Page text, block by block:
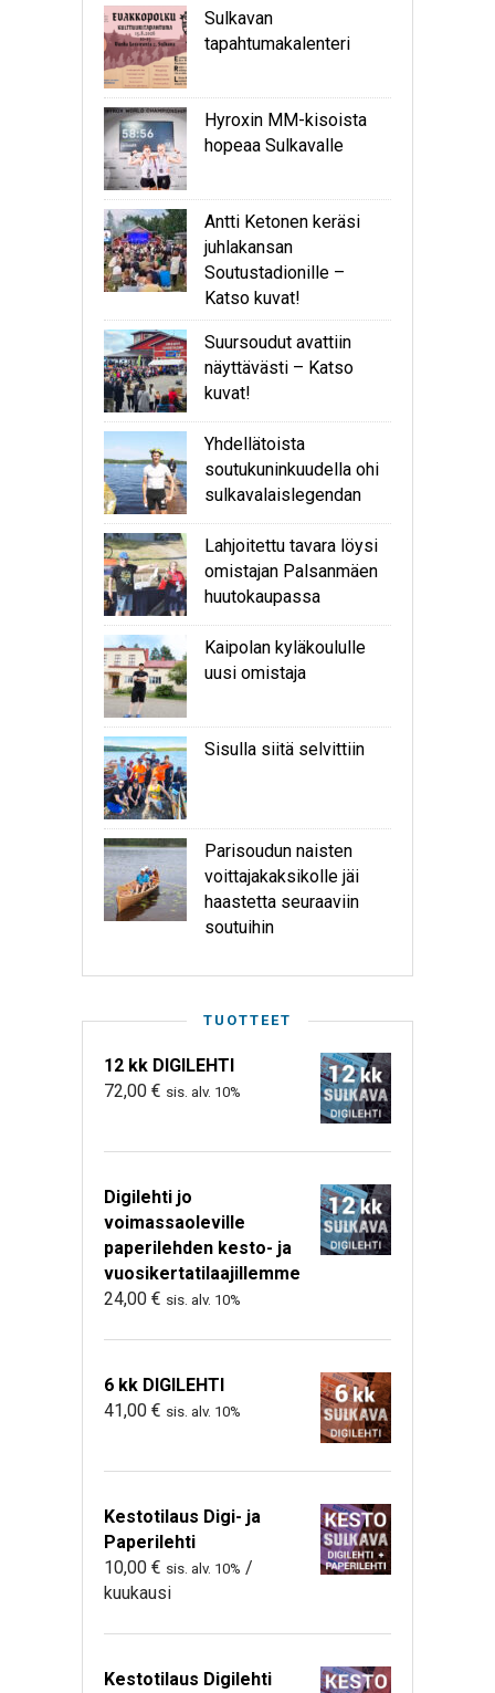
Sulkavan
tapahtumakalenteri
Hyroxin MM-kisoista
hopeaa Sulkavalle
Antti Ketonen keräsi
juhlakansan
Soutustadionille –
Katso kuvat!
Suursoudut avattiin
näyttävästi – Katso
kuvat!
Yhdellätoista
soutukuninkuudella ohi
sulkavalaislegendan
Lahjoitettu tavara löysi
omistajan Palsanmäen
huutokaupassa
Kaipolan kyläkoululle
uusi omistaja
Sisulla siitä selvittiin
Parisoudun naisten
voittajakaksikolle jäi
haastetta seuraaviin
soutuihin
TUOTTEET
12 kk DIGILEHTI
72,00 € sis. alv. 10%
Digilehti jo
voimassaoleville
paperilehden kesto- ja
vuosikertatilaajillemme
24,00 € sis. alv. 10%
6 kk DIGILEHTI
41,00 € sis. alv. 10%
Kestotilaus Digi- ja
Paperilehti
10,00 € sis. alv. 10% /
kuukausi
Kestotilaus Digilehti